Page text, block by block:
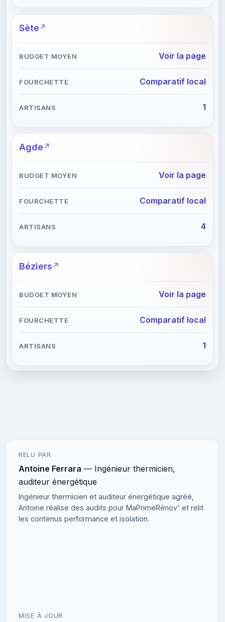
Sète
Voir la page
Comparatif local
1
Agde
Voir la page
Comparatif local
4
Béziers
Voir la page
Comparatif local
1
RELU PAR
Antoine Ferrara — Ingénieur thermicien,
auditeur énergétique
Ingénieur thermicien et auditeur énergétique agréé,
Antoine réalise des audits pour MaPrimeRénov' et relit
les contenus performance et isolation.
MISE À JOUR